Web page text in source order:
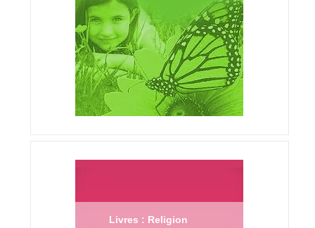
Livres : Religion